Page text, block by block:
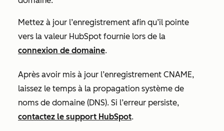
Mettez à jour l’enregistrement afin qu’il pointe
vers la valeur HubSpot fournie lors de la
connexion de domaine.
Après avoir mis à jour l’enregistrement CNAME,
laissez le temps à la propagation système de
noms de domaine (DNS). Si l’erreur persiste,
contactez le support HubSpot.